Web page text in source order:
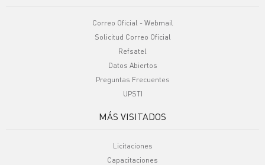
Correo Oficial - Webmail
Solicitud Correo Oficial
Refsatel
Datos Abiertos
Preguntas Frecuentes
UPSTI
MÁS VISITADOS
Licitaciones
Capacitaciones